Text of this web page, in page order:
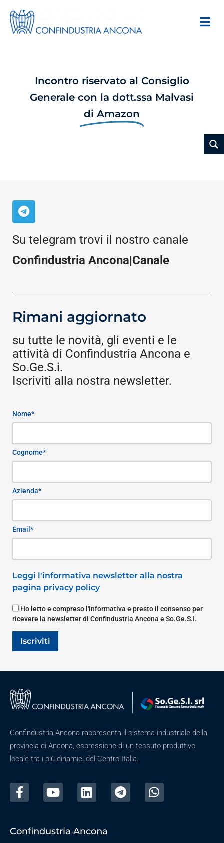
Incontro riservato al Consiglio
Generale con la dott.ssa Malvasi
di Amazon
Su telegram trovi il nostro canale
Confindustria Ancona|Canale
Rimani aggiornato
su tutte le novità, gli eventi e le
attività di Confindustria Ancona e
So.Ge.S.i.
Iscriviti alla nostra newsletter.
Nome*
Cognome*
Azienda*
Email*
Leggi l'informativa newsletter alla nostra
pagina privacy policy
Ho letto e compreso l'informativa e presto il consenso per
ricevere la newsletter di Confindustria Ancona e So.Ge.S.I.
Iscriviti
Confindustria Ancona rappresenta il sistema industriale della
provincia di Ancona, espressione di un tessuto produttivo
locale tra i più dinamici del Centro Italia.
Confindustria Ancona